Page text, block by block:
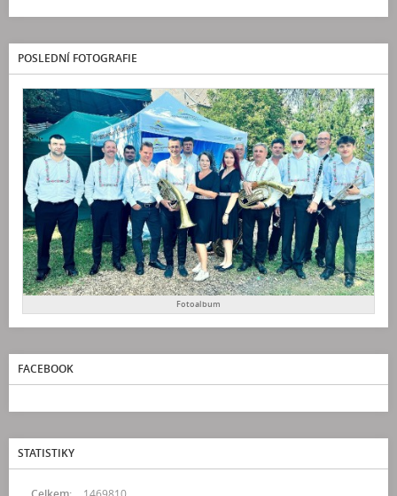
POSLEDNÍ FOTOGRAFIE
Fotoalbum
FACEBOOK
STATISTIKY